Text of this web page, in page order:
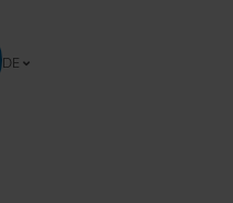
DE